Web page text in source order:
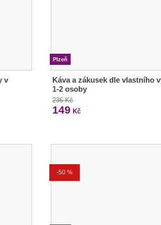
v
Plzeň
Káva a zákusek dle vlastního
1-2 osoby
236 Kč
149 Kč
-50 %